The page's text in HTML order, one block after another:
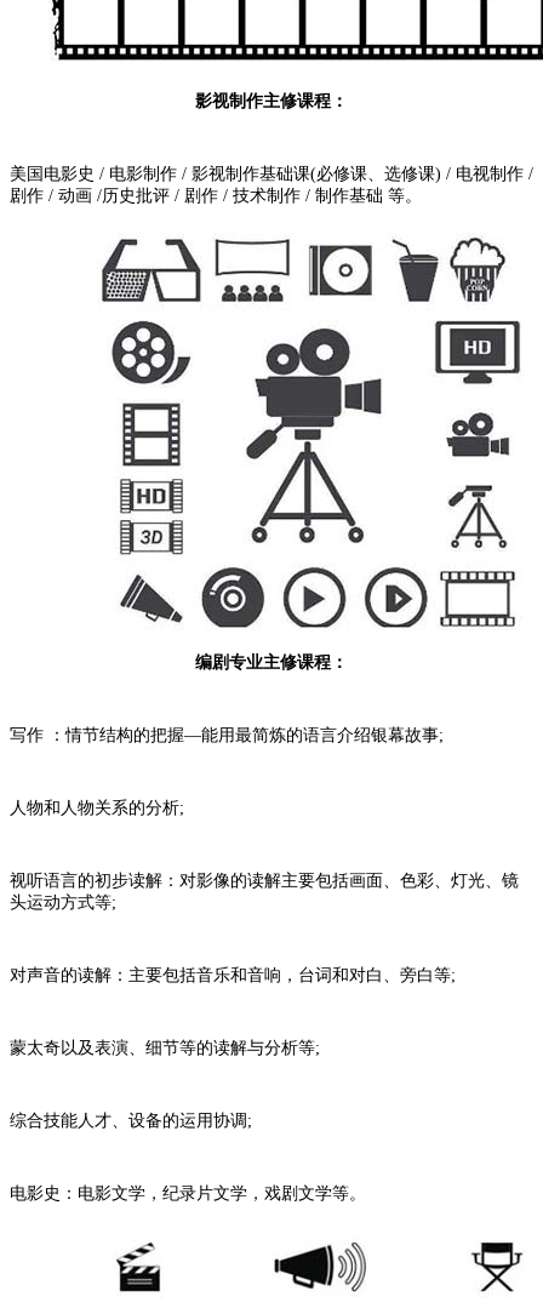
影视制作主修课程：
美国电影史 / 电影制作 / 影视制作基础课(必修课、选修课) / 电视制作 /
剧作 / 动画 /历史批评 / 剧作 / 技术制作 / 制作基础 等。
编剧专业主修课程：
写作 ：情节结构的把握—能用最简炼的语言介绍银幕故事;
人物和人物关系的分析;
视听语言的初步读解：对影像的读解主要包括画面、色彩、灯光、镜
头运动方式等;
对声音的读解：主要包括音乐和音响，台词和对白、旁白等;
蒙太奇以及表演、细节等的读解与分析等;
综合技能人才、设备的运用协调;
电影史：电影文学，纪录片文学，戏剧文学等。